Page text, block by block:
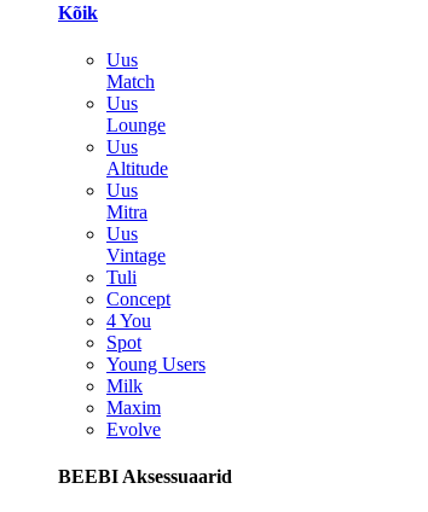
Kõik
Uus
Match
Uus
Lounge
Uus
Altitude
Uus
Mitra
Uus
Vintage
Tuli
Concept
4 You
Spot
Young Users
Milk
Maxim
Evolve
BEEBI Aksessuaarid